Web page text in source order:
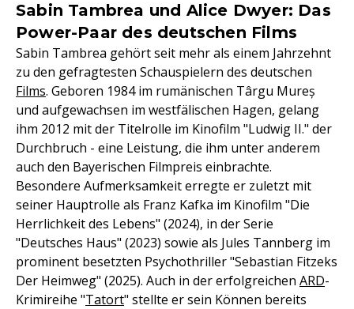
Sabin Tambrea und Alice Dwyer: Das
Power-Paar des deutschen Films
Sabin Tambrea gehört seit mehr als einem Jahrzehnt
zu den gefragtesten Schauspielern des deutschen
Films. Geboren 1984 im rumänischen Târgu Mureș
und aufgewachsen im westfälischen Hagen, gelang
ihm 2012 mit der Titelrolle im Kinofilm "Ludwig II." der
Durchbruch - eine Leistung, die ihm unter anderem
auch den Bayerischen Filmpreis einbrachte.
Besondere Aufmerksamkeit erregte er zuletzt mit
seiner Hauptrolle als Franz Kafka im Kinofilm "Die
Herrlichkeit des Lebens" (2024), in der Serie
"Deutsches Haus" (2023) sowie als Jules Tannberg im
prominent besetzten Psychothriller "Sebastian Fitzeks
Der Heimweg" (2025). Auch in der erfolgreichen ARD-
Krimireihe "Tatort" stellte er sein Können bereits